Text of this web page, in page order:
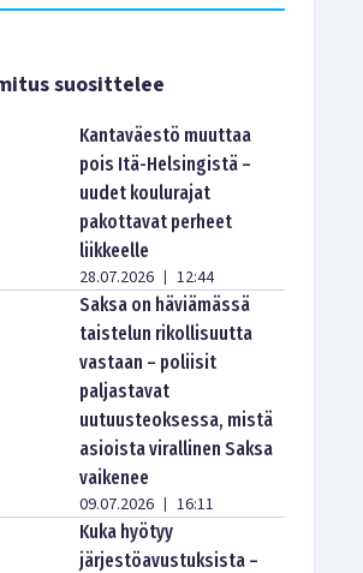
suosittelee
Kantaväestö muuttaa
pois Itä-Helsingistä –
uudet koulurajat
pakottavat perheet
liikkeelle
28.07.2026 | 12:44
Saksa on häviämässä
taistelun rikollisuutta
vastaan – poliisit
paljastavat
uutuusteoksessa, mistä
asioista virallinen Saksa
vaikenee
09.07.2026 | 16:11
Kuka hyötyy
järjestöavustuksista –